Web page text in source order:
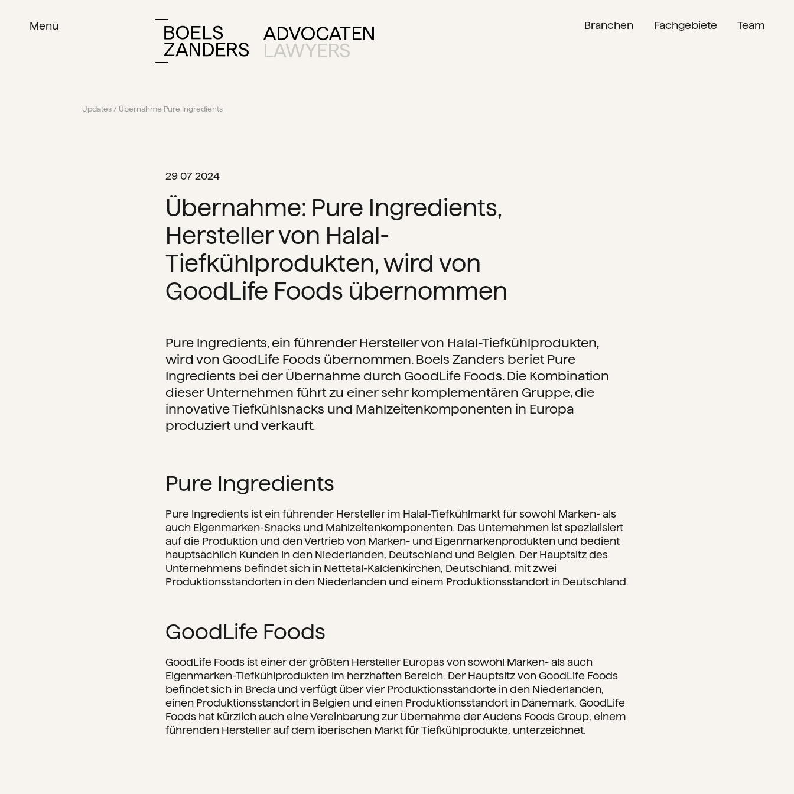
Menü Branchen Fachgebiete Team
NL EN
Updates / Übernahme Pure Ingredients
29 07 2024
Übernahme: Pure Ingredients,
Hersteller von Halal-
Tiefkühlprodukten, wird von
GoodLife Foods übernommen
Pure Ingredients, ein führender Hersteller von Halal-Tiefkühlprodukten,
wird von GoodLife Foods übernommen. Boels Zanders beriet Pure
Ingredients bei der Übernahme durch GoodLife Foods. Die Kombination
dieser Unternehmen führt zu einer sehr komplementären Gruppe, die
innovative Tiefkühlsnacks und Mahlzeitenkomponenten in Europa
produziert und verkauft.
Pure Ingredients
Pure Ingredients ist ein führender Hersteller im Halal-Tiefkühlmarkt für sowohl Marken- als
auch Eigenmarken-Snacks und Mahlzeitenkomponenten. Das Unternehmen ist spezialisiert
auf die Produktion und den Vertrieb von Marken- und Eigenmarkenprodukten und bedient
hauptsächlich Kunden in den Niederlanden, Deutschland und Belgien. Der Hauptsitz des
Unternehmens befindet sich in Nettetal-Kaldenkirchen, Deutschland, mit zwei
Produktionsstandorten in den Niederlanden und einem Produktionsstandort in Deutschland.
GoodLife Foods
GoodLife Foods ist einer der größten Hersteller Europas von sowohl Marken- als auch
Eigenmarken-Tiefkühlprodukten im herzhaften Bereich. Der Hauptsitz von GoodLife Foods
befindet sich in Breda und verfügt über vier Produktionsstandorte in den Niederlanden,
einen Produktionsstandort in Belgien und einen Produktionsstandort in Dänemark. GoodLife
Foods hat kürzlich auch eine Vereinbarung zur Übernahme der Audens Foods Group, einem
führenden Hersteller auf dem iberischen Markt für Tiefkühlprodukte, unterzeichnet.